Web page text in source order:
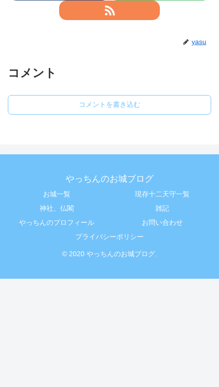
yasu
コメント
コメントを書き込む
やっちんのお城ブログ
お城一覧
現存十二天守一覧
神社、仏閣
雑記
やっちんのプロフィール
お問い合わせ
プライバシーポリシー
© 2020 やっちんのお城ブログ.